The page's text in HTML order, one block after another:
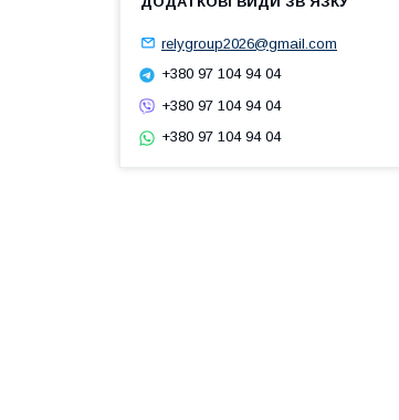
relygroup2026@gmail.com
+380 97 104 94 04
+380 97 104 94 04
+380 97 104 94 04